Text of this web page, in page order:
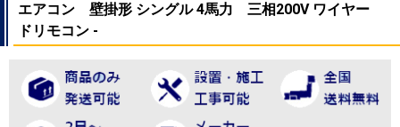
エアコン 壁掛形 シングル 4馬力 三相200V ワイヤー
ドリモコン -